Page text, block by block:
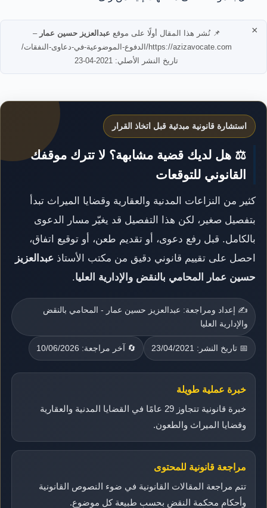
📌 نُشر هذا المقال أولًا على موقع عبدالعزيز حسين عمار –
https://azizavocate.com/الدفوع-الموضوعية-في-دعاوى-النفقات/
تاريخ النشر الأصلي: 2021-04-23
×
استشارة قانونية مبدئية قبل اتخاذ القرار
⚖️ هل لديك قضية مشابهة؟ لا تترك موقفك
القانوني للتوقعات
كثير من النزاعات المدنية والعقارية وقضايا الميراث تبدأ
بتفصيل صغير، لكن هذا التفصيل قد يغيّر مسار الدعوى
بالكامل. قبل رفع دعوى، أو تقديم طعن، أو توقيع اتفاق،
احصل على تقييم قانوني دقيق من مكتب الأستاذ عبدالعزيز
حسين عمار المحامي بالنقض والإدارية العليا.
✍️ إعداد ومراجعة: عبدالعزيز حسين عمار - المحامي بالنقض
والإدارية العليا
📅 تاريخ النشر: 23/04/2021 🔄 آخر مراجعة: 10/06/2026
خبرة عملية طويلة
خبرة قانونية تتجاوز 29 عامًا في القضايا المدنية والعقارية
وقضايا الميراث والطعون.
مراجعة قانونية للمحتوى
تتم مراجعة المقالات القانونية في ضوء النصوص القانونية
وأحكام محكمة النقض بحسب طبيعة كل موضوع.